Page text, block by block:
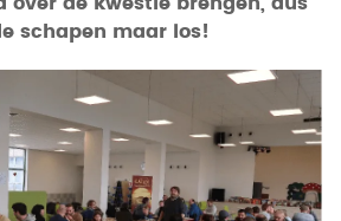
schapen maar los!